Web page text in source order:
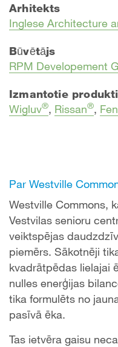
Arhitekts
Inglese Architecture
Būvētājs
RPM Developement
Izmantotie produkti
Wigluv®, Rissan®,
Par Westville
Westville Commons,
Vestvilas senioru
veiktspējas
piemērs. Sākotnēji
kvadrātpēdas lielajai
nulles enerģijas
tika formulēts no
pasīvā ēka.
Tas ietvēra gaisu